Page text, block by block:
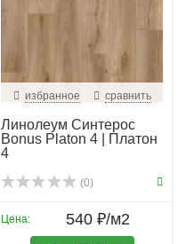
избранное сравнить
Линолеум Синтерос
Bonus Platon 4 | Платон
4
(0)
Цена: 540 ₽/м2